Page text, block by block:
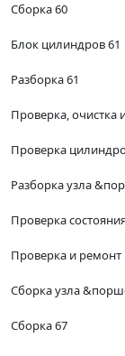
Сборка 60
Блок цилиндров 61
Разборка 61
Проверка, очистка
Проверка
Разборка узла
Проверка
Проверка и ремонт
Сборка узла
Сборка 67